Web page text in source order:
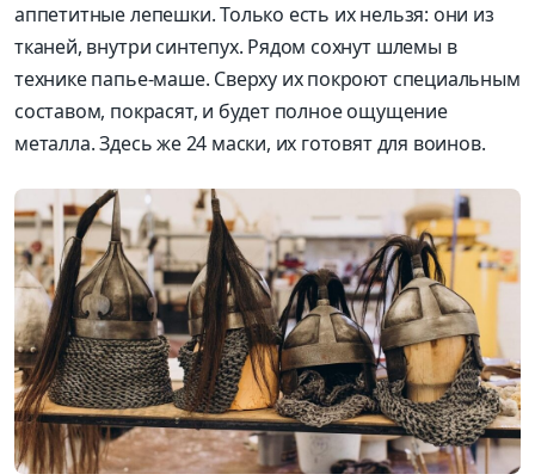
аппетитныелепешки. Только есть их нельзя: они из
тканей, внутри синтепух. Рядом сохнут шлемы в
технике папье-маше. Сверху их покроют специальным
составом, покрасят, и будет полное ощущение
металла. Здесь же24 маски, их готовят для воинов.